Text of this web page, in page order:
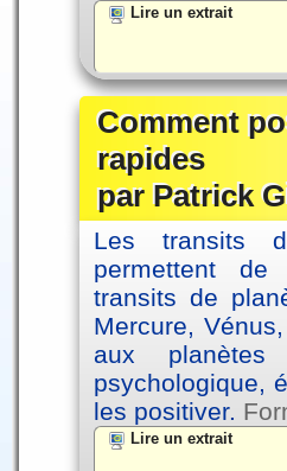
Lire un extrait
Comment
rapides
par Patrick
Les transits
permettent de
transits de
Mercure,
aux
psychologique,
les positiver.
Lire un extrait